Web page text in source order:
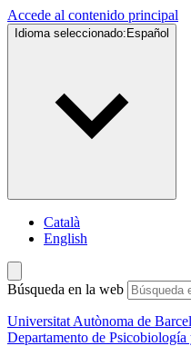
Accede al contenido principal
Idioma seleccionado: Español
Català
English
Búsqueda en la web
Universitat Autònoma de
Departamento de